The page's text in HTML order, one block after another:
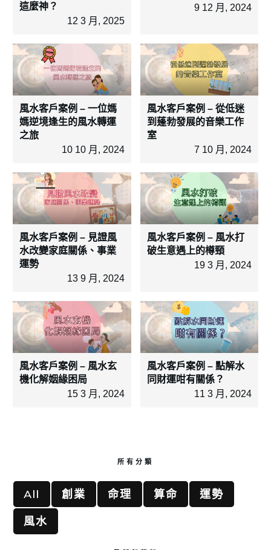
這麼神？
12 3 月, 2025
9 12 月, 2024
風水客戶案例 – 一位媽
媽逆境逢生的風水轉運
之旅
10 10 月, 2024
風水客戶案例 – 從低迷
到蓬勃發展的音樂工作
室
7 10 月, 2024
風水客戶案例 – 見證風
水改變家庭關係、事業
運勢
13 9 月, 2024
風水客戶案例 – 風水打
破生意遇上的樽頸
19 3 月, 2024
風水客戶案例 – 風水玄
機化解姻緣困局
15 3 月, 2024
風水客戶案例 – 點解水
同財運咁有關係？
11 3 月, 2024
所有分類
All 創業 命理 算命
運勢
風水